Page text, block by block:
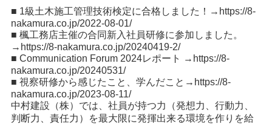
■ 1級土木施工管理技術検定に合格しました！→ https://8-
nakamura.co.jp/2022-08-01/
■ 楓工務店主催の合同新入社員研修に参加しました。
→ https://8-nakamura.co.jp/20240419-2/
■ Communication Forum 2024レポート → https://8-
nakamura.co.jp/20240531/
■ 視察研修から感じたこと、学んだこと→ https://8-
nakamura.co.jp/2023-08-11/
中村建設（株）では、社員が持つ力（発想力、行動力、
判断力、責任力）を最大限に発揮出来る環境を作りを給